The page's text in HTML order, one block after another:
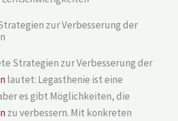
zur Verbesserung der
Strategien zur Verbesserung der
lautet: Legasthenie ist eine
es gibt Möglichkeiten, die
zu verbessern. Mit konkreten